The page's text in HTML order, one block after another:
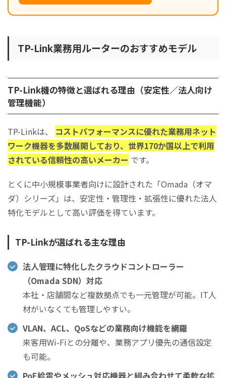
TP-Link業務用ルーターのおすすめモデル
TP-Link機の特徴と選ばれる理由（安定性／法人向け
管理機能）
TP-Linkは、 コストパフォーマンスに優れた業務用ネット
ワーク機器を多数展開しており、世界170か国以上で利用
されている信頼性の高いメーカー です。
とくに中小規模事業者向けに設計された「Omada（オマ
ダ）シリーズ」は、安定性・管理性・拡張性に優れた法人
特化モデルとして高い評価を得ています。
TP-Linkが選ばれる主な理由
法人管理に特化したクラウドコントローラー
（Omada SDN）対応
本社・店舗間など複数拠点でも一元管理が可能。IT人
材がいなくても管理しやすい。
VLAN、ACL、QoSなどの業務向け機能を網羅
来客用Wi-Fiとの分離や、業務アプリ優先の通信設定
も可能。
PoE給電やメッシュ対応機器と組み合わせて柔軟な拡